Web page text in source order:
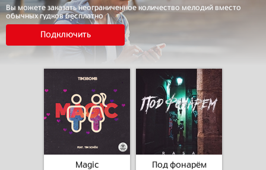
Вы можете заказать неограниченное количество мелодий вместо
обычных гудков бесплатно
Подключить
Magic Под фонарём